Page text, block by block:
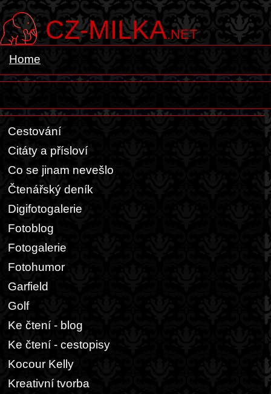
CZ-MILKA.NET
Home
Cestování
Citáty a přísloví
Co se jinam nevešlo
Čtenářský deník
Digifotogalerie
Fotoblog
Fotogalerie
Fotohumor
Garfield
Golf
Ke čtení - blog
Ke čtení - cestopisy
Kocour Kelly
Kreativní tvorba